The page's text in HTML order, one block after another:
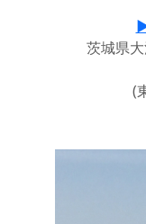
茨城県
(